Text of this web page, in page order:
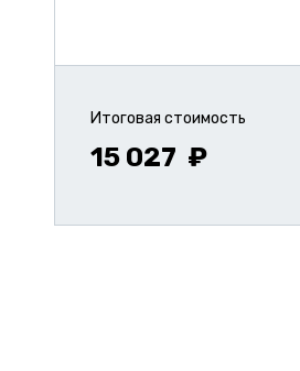
Итоговая стоимость
15 027